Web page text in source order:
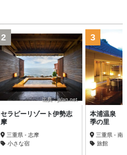
出典：jalan.net
2
セラピーリゾート伊勢志
摩
三重県 - 志摩
小さな宿
3
本浦温泉
季の里
三重県 - 南
旅館